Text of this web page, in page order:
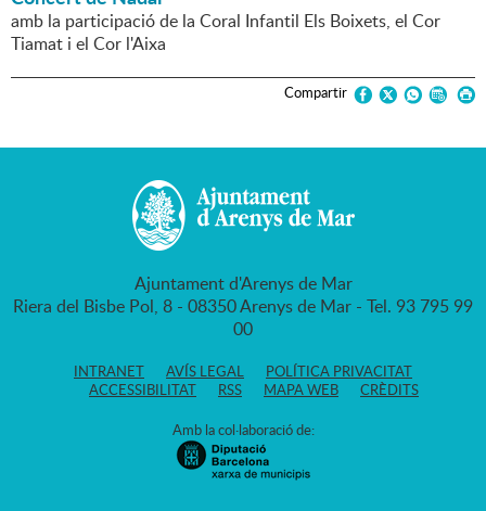
amb la participació de la Coral Infantil Els Boixets, el Cor
Tiamat i el Cor l'Aixa
Compartir
Ajuntament d'Arenys de Mar
Riera del Bisbe Pol, 8 - 08350 Arenys de Mar - Tel. 93 795 99
00
INTRANET AVÍS LEGAL
POLÍTICA PRIVACITAT
ACCESSIBILITAT
RSS MAPA WEB CRÈDITS
Amb la col·laboració de: